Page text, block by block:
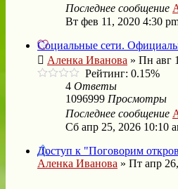
Последнее сообщение
Вт фев 11, 2020 4:30
Социальные сети.
Аленка Иванова » Пн авг
Рейтинг: 0.15%
4 Ответы
1096999 Просмотры
Последнее сообщение
Сб апр 25, 2026 10:10
Доступ к "Поговорим
Аленка Иванова » Пт апр